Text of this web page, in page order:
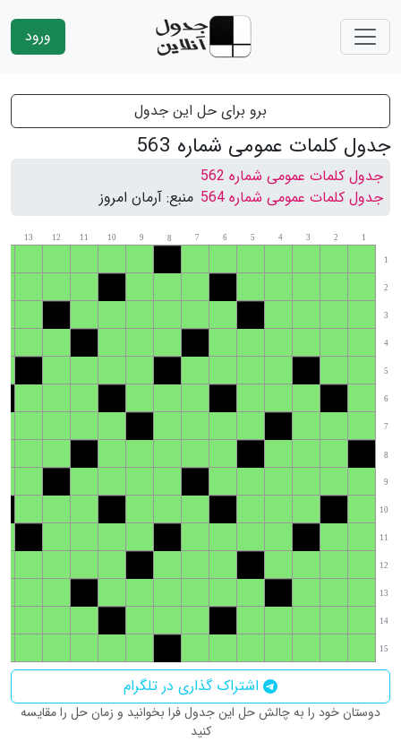
ورود
برو برای حل این جدول
جدول کلمات عمومی شماره 563
جدول کلمات عمومی شماره 562
جدول کلمات عمومی شماره 564
منبع: آرمان امروز
1
1
2
3
4
5
6
7
8
9
10
11
12
13
2
3
4
5
6
7
8
9
10
11
12
13
14
15
اشتراک گذاری در تلگرام
دوستان خود را به چالش حل این جدول فرا بخوانید و زمان حل را مقایسه
کنید